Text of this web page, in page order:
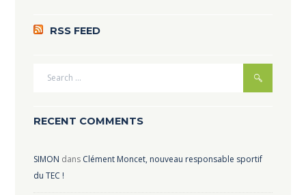
RSS FEED
RECENT COMMENTS
SIMON dans Clément Moncet, nouveau responsable sportif
du TEC !